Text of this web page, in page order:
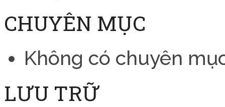
CHUYÊN MỤC
Không có chuyên
LƯU TRỮ